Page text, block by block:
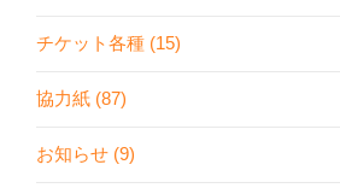
チケット各種 (15)
協力紙 (87)
お知らせ (9)